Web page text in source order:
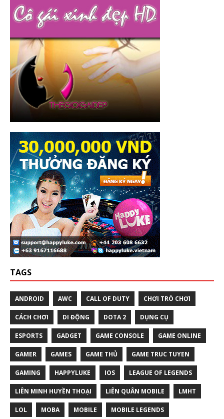
TAGS
ANDROID AWC CALL OF DUTY CHƠI TRÒ CHƠI
CÁCH CHƠI DI ĐỘNG DOTA 2 DỤNG CỤ
ESPORTS GADGET GAME CONSOLE GAME ONLINE
GAMER GAMES GAME THỦ GAME TRUC TUYEN
GAMING HAPPYLUKE IOS LEAGUE OF LEGENDS
LIÊN MINH HUYỀN THOẠI LIÊN QUÂN MOBILE LMHT
LOL MOBA MOBILE MOBILE LEGENDS